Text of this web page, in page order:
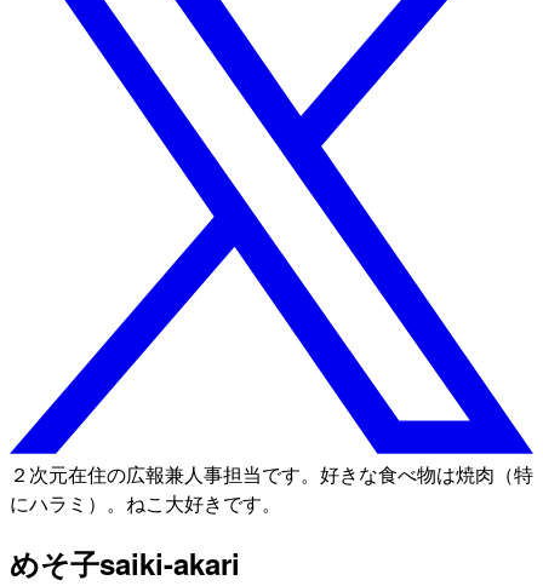
２次元在住の広報兼人事担当です。好きな食べ物は焼肉（特
にハラミ）。ねこ大好きです。
めそ子saiki-akari